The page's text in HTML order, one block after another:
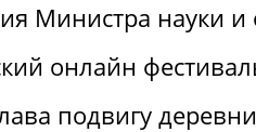
Министра науки
онлайн
подвигу